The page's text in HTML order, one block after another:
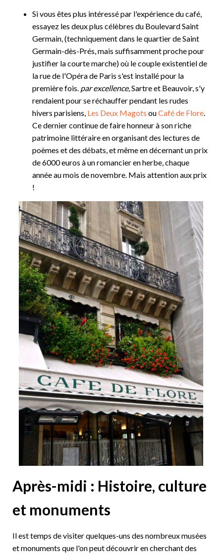
Si vous êtes plus intéressé par l'expérience du café,
essayez les deux plus célèbres du Boulevard Saint
Germain, (techniquement dans le quartier de Saint
Germain-dès-Prés, mais suffisamment proche pour
justifier la courte marche) où le couple existentiel de
la rue de l'Opéra de Paris s'est installé pour la
première fois. par excellence, Sartre et Beauvoir, s'y
rendaient pour se réchauffer pendant les rudes
hivers parisiens, Les Deux Magots ouCafé de Flore.
Ce dernier continue de faire honneur à son riche
patrimoine littéraire en organisant des lectures de
poèmes et des débats, et même en décernant un prix
de 6000 euros à un romancier en herbe, chaque
année au mois de novembre. Mais attention aux prix
!
Après-midi : Histoire, culture
et monuments
Il est temps de visiter quelques-uns des nombreux musées
et monuments que l'on peut découvrir en cherchant des